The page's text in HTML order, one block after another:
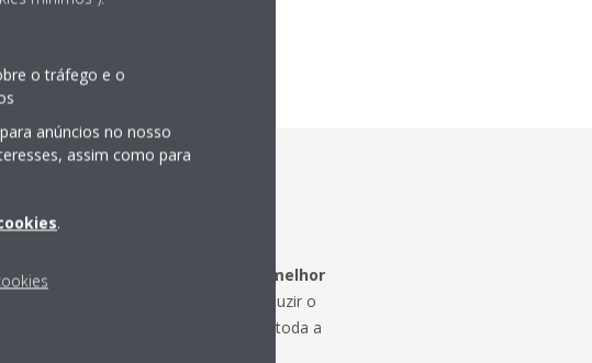
respiramos e no qual vivemos o melhor
e o bem-estar das pessoas e reduzir o
a neutralidade em carbónica em toda a
o tráfego e o
anúncios no nosso
assim como para
.